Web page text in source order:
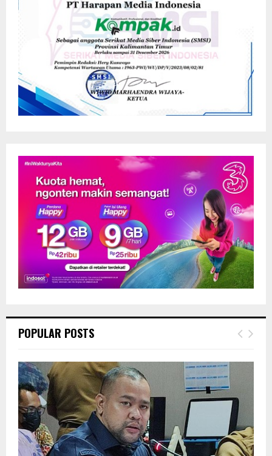
POPULAR POSTS